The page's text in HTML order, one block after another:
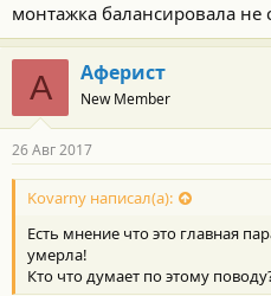
монтажка балансировала не
А Аферист
New Member
26 Авг 2017
Kovarny написал(а):
Есть мнение что это главная
умерла!
Кто что думает по этому